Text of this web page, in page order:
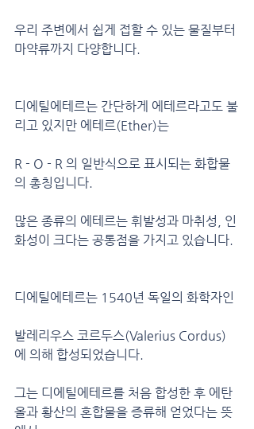
우리 주변에서 쉽게 접할 수 있는 물질부터
마약류까지 다양합니다.
디에틸에테르는 간단하게 에테르라고도 불
리고 있지만 에테르(Ether)는
R - O - R 의 일반식으로 표시되는 화합물
의 총칭입니다.
많은 종류의 에테르는 휘발성과 마취성, 인
화성이 크다는 공통점을 가지고 있습니다.
디에틸에테르는 1540년 독일의 화학자인
발레리우스 코르두스(Valerius Cordus)
에 의해 합성되었습니다.
그는 디에틸에테르를 처음 합성한 후 에탄
올과 황산의 혼합물을 증류해 얻었다는 뜻